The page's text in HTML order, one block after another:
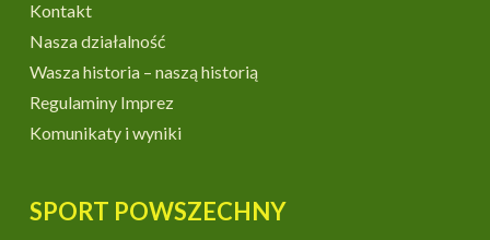
Kontakt
Nasza działalność
Wasza historia – naszą historią
Regulaminy Imprez
Komunikaty i wyniki
SPORT POWSZECHNY